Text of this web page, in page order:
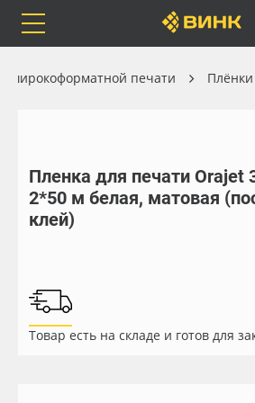
Каталог
Orafol
Доставка
Весь каталог
Рулонные материалы
Листовые материалы
широкоформатной печати Плёнки
Пленка для печати Orajet
2*50 м белая, матовая
клей)
Товар есть на складе и готов для